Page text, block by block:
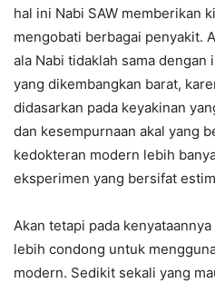
hal ini Nabi SAW memberikan
mengobati berbagai penyakit.
ala Nabi tidaklah sama
yang dikembangkan barat,
didasarkan pada keyakinan
dan kesempurnaan akal yang
kedokteran modern lebih
eksperimen yang bersifat
Akan tetapi pada
lebih condong untuk
modern. Sedikit sekali yang